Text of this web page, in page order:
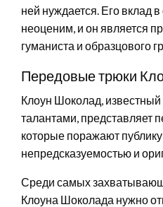
ней нуждается. Его вклад
неоценим, и он является
гуманиста и образцового
Передовые трюки
Клоун Шоколад,
талантами, представляет
которые поражают
непредсказуемостью и
Среди самых
Клоуна Шоколада нужно